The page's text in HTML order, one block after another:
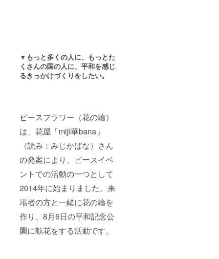
▼もっと多くの人に、もっとた
くさんの国の人に、平和を感じ
るきっかけづくりをしたい。
ピースフラワー（花の輪）
は、花屋「miji華bana」
（読み：みじかばな）さん
の発案により、ピースイベ
ントでの活動の一つとして
2014年に始まりました。来
場者の方と一緒に花の輪を
作り、8月6日の平和記念公
園に献花をする活動です。